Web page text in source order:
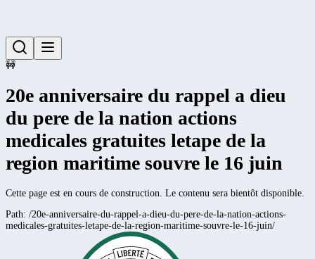
🚧
20e anniversaire du rappel a dieu
du pere de la nation actions
medicales gratuites letape de la
region maritime souvre le 16 juin
Cette page est en cours de construction. Le contenu sera bientôt disponible.
Path: /20e-anniversaire-du-rappel-a-dieu-du-pere-de-la-nation-actions-
medicales-gratuites-letape-de-la-region-maritime-souvre-le-16-juin/